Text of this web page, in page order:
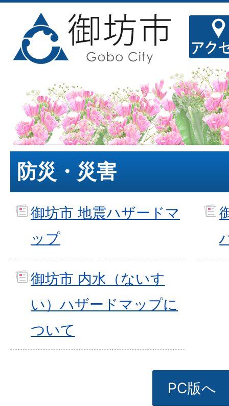
防災・災害
御坊市 地震ハザードマ
ップ
御坊市 内水（ないす
い）ハザードマップに
ついて
PC版へ